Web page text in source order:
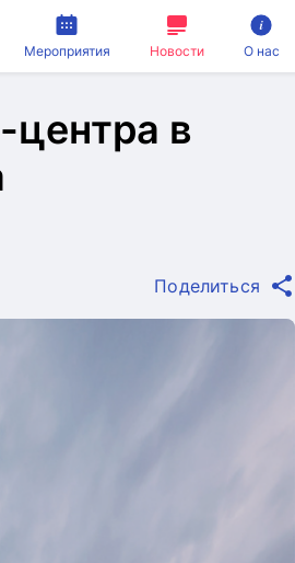
Мероприятия Новости О нас
центра в
Поделиться